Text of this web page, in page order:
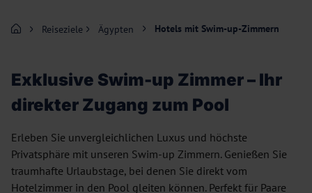
Reiseziele Ägypten Hotels mit Swim-up-Zimmern
Exklusive Swim-up Zimmer – Ihr
direkter Zugang zum Pool
Erleben Sie unvergleichlichen Luxus und höchste
Privatsphäre mit unseren Swim-up Zimmern. Genießen Sie
traumhafte Urlaubstage, bei denen Sie direkt vom
Hotelzimmer in den Pool gleiten können. Perfekt für Paare